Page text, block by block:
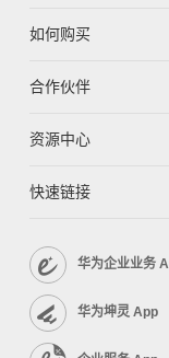
如何购买
合作伙伴
资源中心
快速链接
华为企业业务
华为坤灵 App